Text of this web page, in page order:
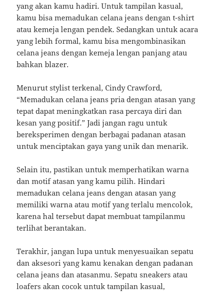
yang akan kamu hadiri. Untuk tampilan kasual,
kamu bisa memadukan celana jeans dengan t-shirt
atau kemeja lengan pendek. Sedangkan untuk acara
yang lebih formal, kamu bisa mengombinasikan
celana jeans dengan kemeja lengan panjang atau
bahkan blazer.
Menurut stylist terkenal, Cindy Crawford,
“Memadukan celana jeans pria dengan atasan yang
tepat dapat meningkatkan rasa percaya diri dan
kesan yang positif.” Jadi jangan ragu untuk
bereksperimen dengan berbagai padanan atasan
untuk menciptakan gaya yang unik dan menarik.
Selain itu, pastikan untuk memperhatikan warna
dan motif atasan yang kamu pilih. Hindari
memadukan celana jeans dengan atasan yang
memiliki warna atau motif yang terlalu mencolok,
karena hal tersebut dapat membuat tampilanmu
terlihat berantakan.
Terakhir, jangan lupa untuk menyesuaikan sepatu
dan aksesori yang kamu kenakan dengan padanan
celana jeans dan atasanmu. Sepatu sneakers atau
loafers akan cocok untuk tampilan kasual,